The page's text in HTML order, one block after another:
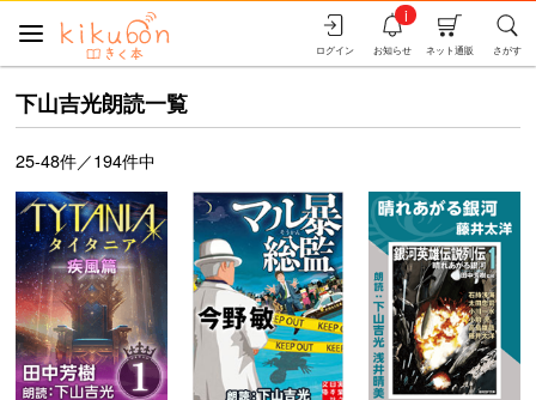
さがす
ネット通販
お知らせ
i
ログイン
下山吉光朗読一覧
25-48件／194件中